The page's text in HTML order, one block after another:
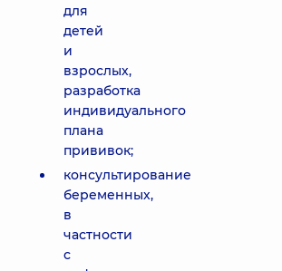
для
детей
и
взрослых,
разработка
индивидуального
плана
прививок;
консультирование
беременных,
в
частности
с